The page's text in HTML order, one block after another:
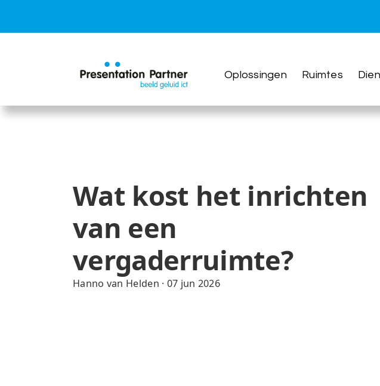
naar
Oplossingen Ruimtes
Wat kost het inrichten
van een
vergaderruimte?
Hanno van Helden · 07 jun 2026